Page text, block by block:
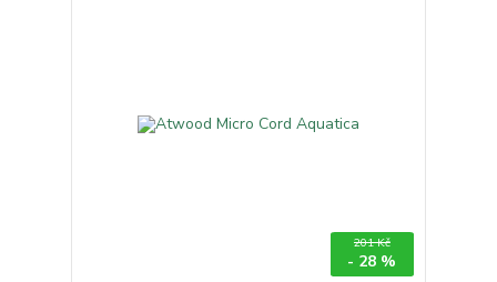
201 Kč
- 28 %